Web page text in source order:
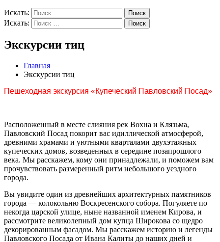
Искать: Поиск
Искать: Поиск
Экскурсии тиц
Главная
Экскурсии тиц
Пешеходная экскурсия «Купеческий Павловский Посад»
Расположенный в месте слияния рек Вохна и Клязьма,
Павловский Посад покорит вас идиллической атмосферой,
древними храмами и уютными кварталами двухэтажных
купеческих домов, возведенных в середине позапрошлого
века. Мы расскажем, кому они принадлежали, и поможем вам
прочувствовать размеренный ритм небольшого уездного
города.
Вы увидите один из древнейших архитектурных памятников
города — колокольню Воскресенского собора. Погуляете по
некогда царской улице, ныне названной именем Кирова, и
рассмотрите великолепный дом купца Широкова со щедро
декорированным фасадом. Мы расскажем историю и легенды
Павловского Посада от Ивана Калиты до наших дней и